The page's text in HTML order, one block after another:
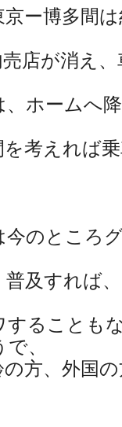
ー博多間
店が消え
ホームへ
考えれば
のところ
及すれば
することも
、
方、外国